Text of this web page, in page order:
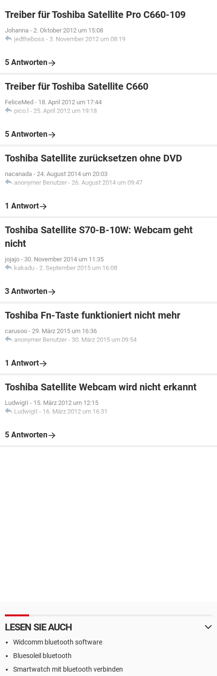
Treiber für Toshiba Satellite Pro C660-109
Johanna - 2. Oktober 2012 um 15:08
jedtheboss - 3. November 2012 um 08:19
5 Antworten
Treiber für Toshiba Satellite C660
FeliceMed - 18. April 2012 um 17:44
pico.l - 25. April 2012 um 19:18
5 Antworten
Toshiba Satellite zurücksetzen ohne DVD
nacanada - 24. August 2014 um 20:03
anonymer Benutzer - 26. August 2014 um 09:47
1 Antwort
Toshiba Satellite S70-B-10W: Webcam geht
nicht
jojajo - 30. November 2014 um 11:35
kakadu - 2. September 2015 um 16:08
3 Antworten
Toshiba Fn-Taste funktioniert nicht mehr
carusoo - 29. März 2015 um 16:36
anonymer Benutzer - 30. März 2015 um 09:54
1 Antwort
Toshiba Satellite Webcam wird nicht erkannt
LudwigII - 15. März 2012 um 12:15
LudwigII - 16. März 2012 um 16:31
5 Antworten
LESEN SIE AUCH
Widcomm bluetooth software
Bluesoleil bluetooth
Smartwatch mit bluetooth verbinden